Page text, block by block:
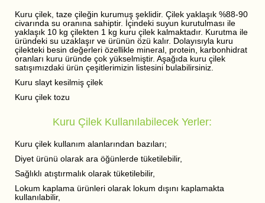
Kuru çilek, taze çileğin kurumuş şeklidir. Çilek yaklaşık %88-90
civarında su oranına sahiptir. İçindeki suyun kurutulması ile
yaklaşık 10 kg çilekten 1 kg kuru çilek kalmaktadır. Kurutma ile
üründeki su uzaklaşır ve ürünün özü kalır. Dolayısıyla kuru
çilekteki besin değerleri özellikle mineral, protein, karbonhidrat
oranları kuru üründe çok yükselmiştir. Aşağıda kuru çilek
satışımızdaki ürün çeşitlerimizin listesini bulabilirsiniz.
Kuru slayt kesilmiş çilek
Kuru çilek tozu
Kuru Çilek Kullanılabilecek Yerler:
Kuru çilek kullanım alanlarından bazıları;
Diyet ürünü olarak ara öğünlerde tüketilebilir,
Sağlıklı atıştırmalık olarak tüketilebilir,
Lokum kaplama ürünleri olarak lokum dışını kaplamakta
kullanılabilir,